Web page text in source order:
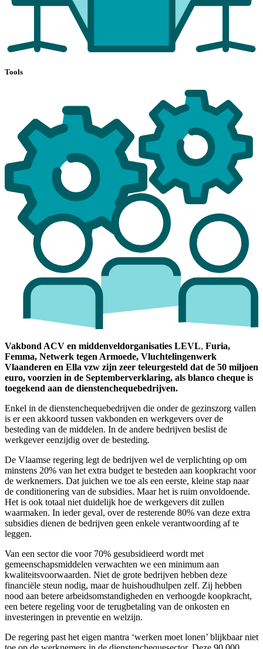
Tools
Vakbond ACV en middenveldorganisaties LEVL, Furia,
Femma, Netwerk tegen Armoede, Vluchtelingenwerk
Vlaanderen en Ella vzw zijn zeer teleurgesteld dat de 50 miljoen
euro, voorzien in de Septemberverklaring, als blanco cheque is
toegekend aan de dienstenchequebedrijven.
Enkel in de dienstenchequebedrijven die onder de gezinszorg vallen
is er een akkoord tussen vakbonden en werkgevers over de
besteding van de middelen. In de andere bedrijven beslist de
werkgever eenzijdig over de besteding.
De Vlaamse regering legt de bedrijven wel de verplichting op om
minstens 20% van het extra budget te besteden aan koopkracht voor
de werknemers. Dat juichen we toe als een eerste, kleine stap naar
de conditionering van de subsidies. Maar het is ruim onvoldoende.
Het is ook totaal niet duidelijk hoe de werkgevers dit zullen
waarmaken. In ieder geval, over de resterende 80% van deze extra
subsidies dienen de bedrijven geen enkele verantwoording af te
leggen.
Van een sector die voor 70% gesubsidieerd wordt met
gemeenschapsmiddelen verwachten we een minimum aan
kwaliteitsvoorwaarden. Niet de grote bedrijven hebben deze
financiële steun nodig, maar de huishoudhulpen zelf. Zij hebben
nood aan betere arbeidsomstandigheden en verhoogde koopkracht,
een betere regeling voor de terugbetaling van de onkosten en
investeringen in preventie en welzijn.
De regering past het eigen mantra ‘werken moet lonen’ blijkbaar niet